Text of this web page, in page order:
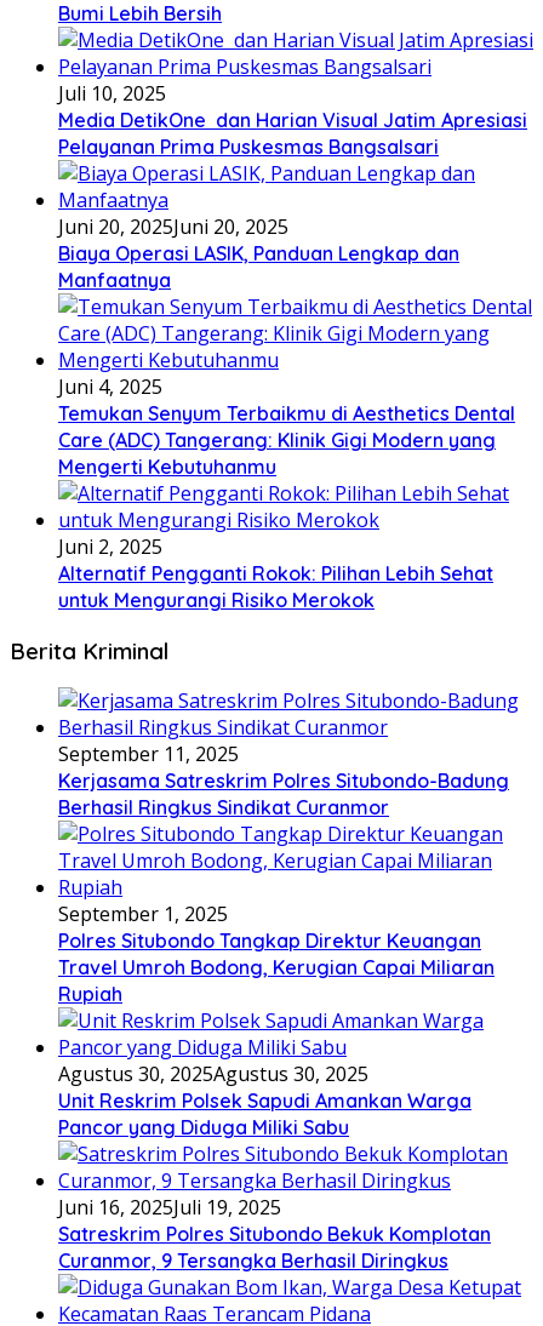
Bumi Lebih Bersih
Juli 10, 2025
Media DetikOne dan Harian Visual Jatim Apresiasi
Pelayanan Prima Puskesmas Bangsalsari
Juni 20, 2025Juni 20, 2025
Biaya Operasi LASIK, Panduan Lengkap dan
Manfaatnya
Juni 4, 2025
Temukan Senyum Terbaikmu di Aesthetics Dental
Care (ADC) Tangerang: Klinik Gigi Modern yang
Mengerti Kebutuhanmu
Juni 2, 2025
Alternatif Pengganti Rokok: Pilihan Lebih Sehat
untuk Mengurangi Risiko Merokok
Berita Kriminal
September 11, 2025
Kerjasama Satreskrim Polres Situbondo-Badung
Berhasil Ringkus Sindikat Curanmor
September 1, 2025
Polres Situbondo Tangkap Direktur Keuangan
Travel Umroh Bodong, Kerugian Capai Miliaran
Rupiah
Agustus 30, 2025Agustus 30, 2025
Unit Reskrim Polsek Sapudi Amankan Warga
Pancor yang Diduga Miliki Sabu
Juni 16, 2025Juli 19, 2025
Satreskrim Polres Situbondo Bekuk Komplotan
Curanmor, 9 Tersangka Berhasil Diringkus